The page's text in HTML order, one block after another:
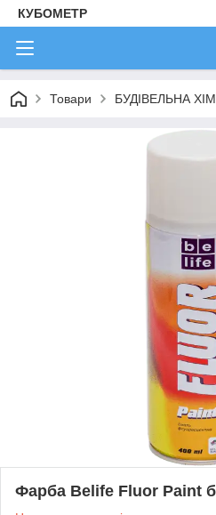
КУБОМЕТР
Товари БУДІВЕЛЬНА
Фарба Belife Fluor Paint